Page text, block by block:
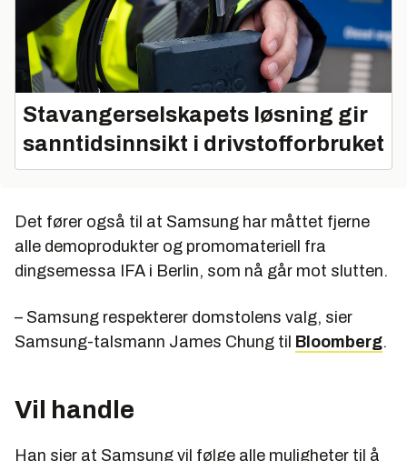
Stavangerselskapets løsning gir
sanntidsinnsikt i drivstofforbruket
Det fører også til at Samsung har måttet fjerne
alle demoprodukter og promomateriell fra
dingsemessa IFA i Berlin, som nå går mot slutten.
– Samsung respekterer domstolens valg, sier
Samsung-talsmann James Chung til Bloomberg.
Vil handle
Han sier at Samsung vil følge alle muligheter til å